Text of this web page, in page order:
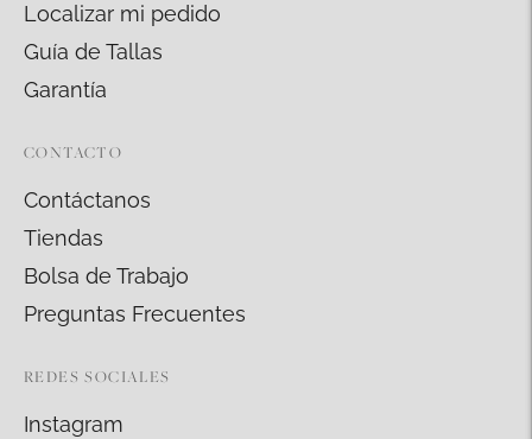
Localizar mi pedido
Guía de Tallas
Garantía
CONTACTO
Contáctanos
Tiendas
Bolsa de Trabajo
Preguntas Frecuentes
REDES SOCIALES
Instagram